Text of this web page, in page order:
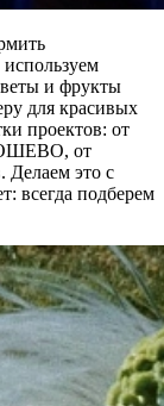
и фрукты
для красивых
проектов: от
от
Делаем это с
всегда подберем